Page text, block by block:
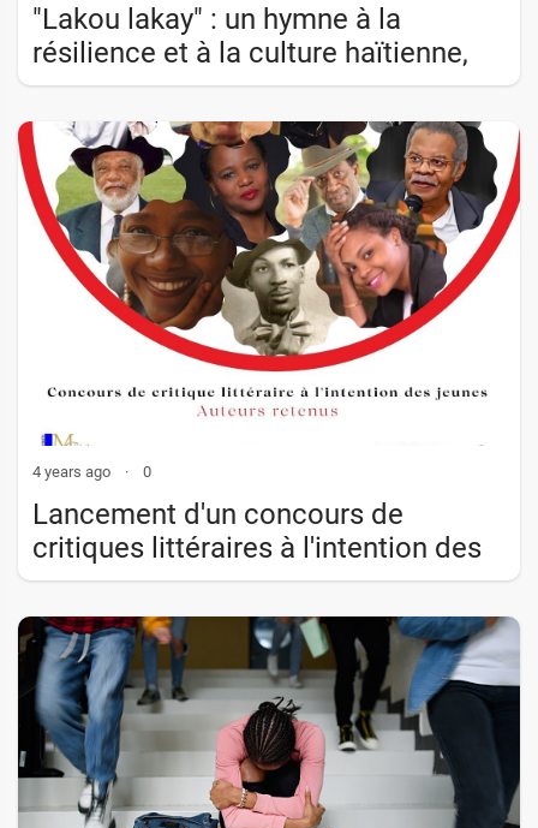
"Lakou lakay" : un hymne à la
résilience et à la culture haïtienne,
dénonçant les maux de la société,
par l�
4 years ago · 0
Lancement d'un concours de
critiques littéraires à l'intention des
jeunes